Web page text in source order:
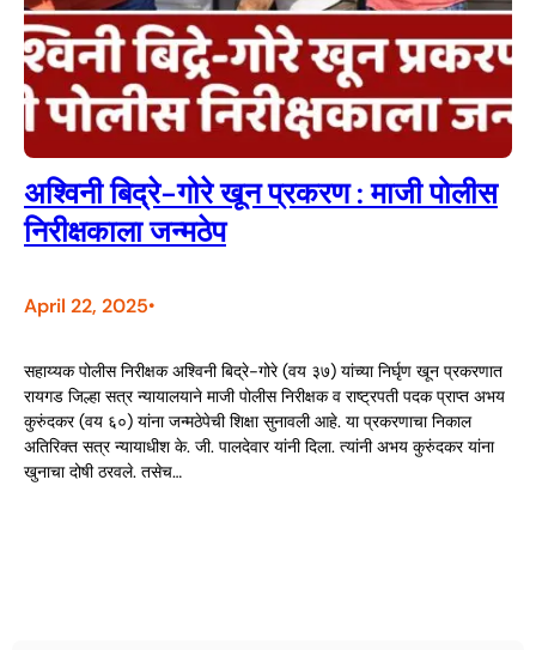
अश्विनी बिद्रे-गोरे खून प्रकरण : माजी पोलीस
निरीक्षकाला जन्मठेप
April 22, 2025•
सहाय्यक पोलीस निरीक्षक अश्विनी बिद्रे-गोरे (वय ३७) यांच्या निर्घृण खून प्रकरणात
रायगड जिल्हा सत्र न्यायालयाने माजी पोलीस निरीक्षक व राष्ट्रपती पदक प्राप्त अभय
कुरुंदकर (वय ६०) यांना जन्मठेपेची शिक्षा सुनावली आहे. या प्रकरणाचा निकाल
अतिरिक्त सत्र न्यायाधीश के. जी. पालदेवार यांनी दिला. त्यांनी अभय कुरुंदकर यांना
खुनाचा दोषी ठरवले. तसेच…